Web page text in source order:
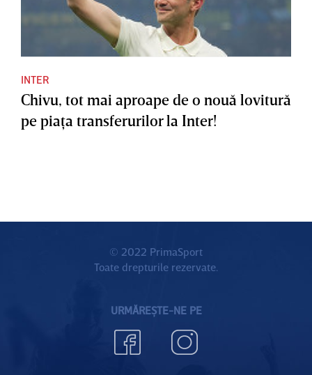
INTER
Chivu, tot mai aproape de o nouă lovitură
pe piaţa transferurilor la Inter!
© 2022 PrimaSport
Toate drepturile rezervate.
URMĂREȘTE-NE PE